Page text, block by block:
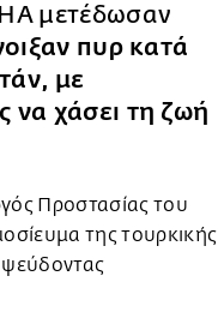
μετέδωσαν
πυρ κατά
με
να χάσει τη ζωή
Προστασίας του
της τουρκικής